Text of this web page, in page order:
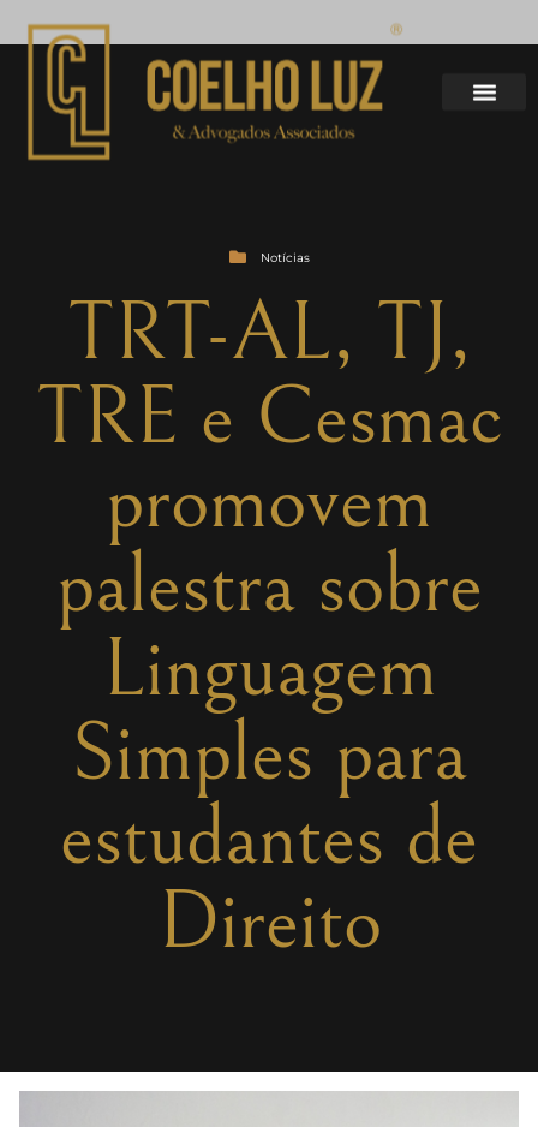
Notícias
TRT-AL, TJ,
TRE e Cesmac
promovem
palestra sobre
Linguagem
Simples para
estudantes de
Direito